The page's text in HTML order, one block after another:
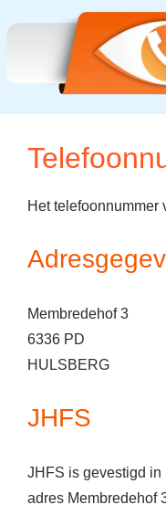
Het telefoonnummer
Membredehof 3
6336 PD
HULSBERG
JHFS
JHFS is gevestigd in
adres Membredehof